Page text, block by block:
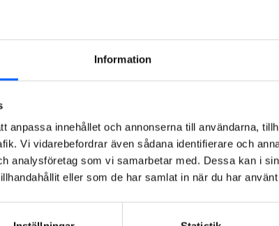
Information
anpassa innehållet och annonserna till användarna,
Vi vidarebefordrar även sådana identifierare och
analysföretag som vi samarbetar med. Dessa kan i
eller som de har samlat in när du har
som vi
lite extra
över.
Mölndal
pågår
Nyhamnen
Kommande
Uthyrning